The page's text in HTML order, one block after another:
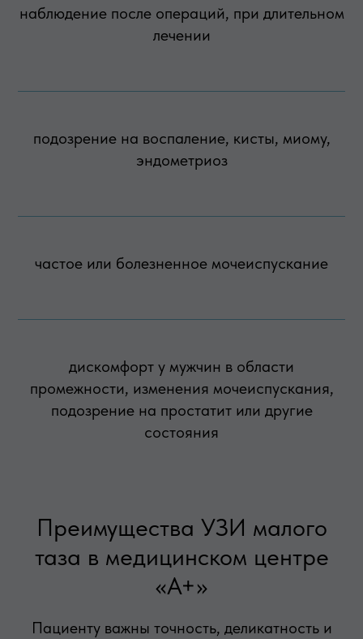
наблюдение после операций, при длительном
лечении
подозрение на воспаление, кисты, миому,
эндометриоз
частое или болезненное мочеиспускание
дискомфорт у мужчин в области
промежности, изменения мочеиспускания,
подозрение на простатит или другие
состояния
Преимущества УЗИ малого
таза в медицинском центре
«А+»
Пациенту важны точность, деликатность и